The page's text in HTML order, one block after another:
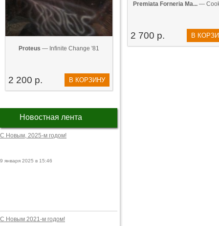
Proteus — Infinite Change '81
2 200 р. В КОРЗИНУ
Новостная лента
С Новым, 2025-м годом!
9 января 2025 в 15:46
С Новым 2021-м годом!
Premiata Forneria Ma...—
2 700 р. В